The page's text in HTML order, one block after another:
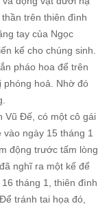
trên thiên đình
tay của Ngọc
kế cho chúng sinh.
pháo hoa để trên
phóng hoả. Nhờ đó
Vũ Đế, có một cô gái
ngày 15 tháng 1
động trước tấm lòng
nghĩ ra một kế để
tháng 1, thiên đình
tránh tai họa đó,